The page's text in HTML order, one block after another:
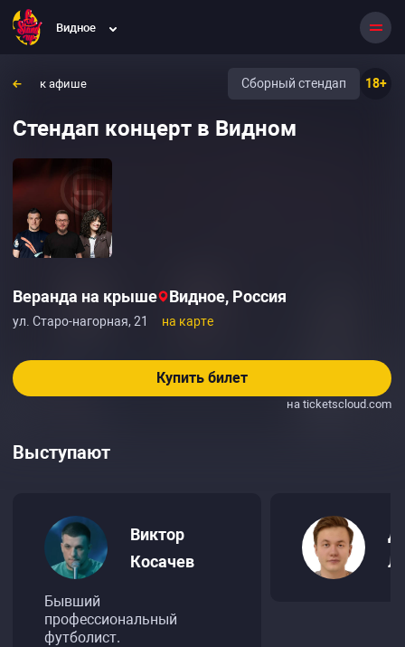
Видное
к афише 18+
Сборный стендап
Стендап концерт в Видном
Веранда на крыше Видное, Россия
ул. Старо-нагорная, 21 на карте
Купить билет
на ticketscloud.com
Выступают
Виктор
Косачев
Бывший
профессиональный
футболист.